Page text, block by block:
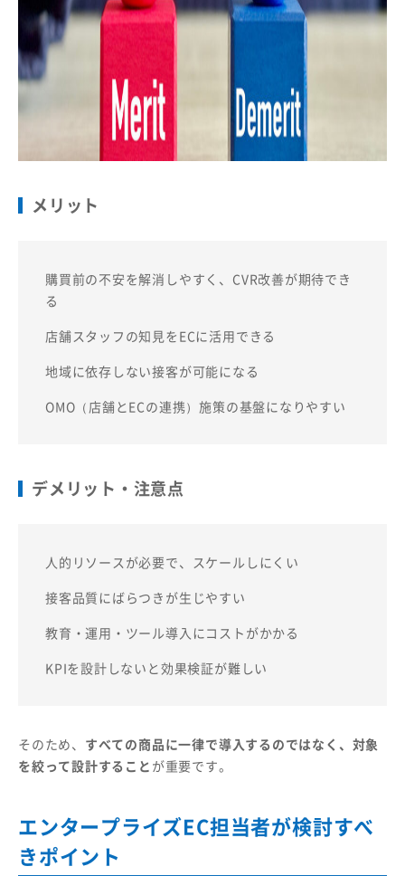
メリット
購買前の不安を解消しやすく、CVR改善が期待でき
る
店舗スタッフの知見をECに活用できる
地域に依存しない接客が可能になる
OMO（店舗とECの連携）施策の基盤になりやすい
デメリット・注意点
人的リソースが必要で、スケールしにくい
接客品質にばらつきが生じやすい
教育・運用・ツール導入にコストがかかる
KPIを設計しないと効果検証が難しい
そのため、 すべての商品に一律で導入するのではなく、対象
を絞って設計すること が重要です。
エンタープライズEC担当者が検討すべ
きポイント